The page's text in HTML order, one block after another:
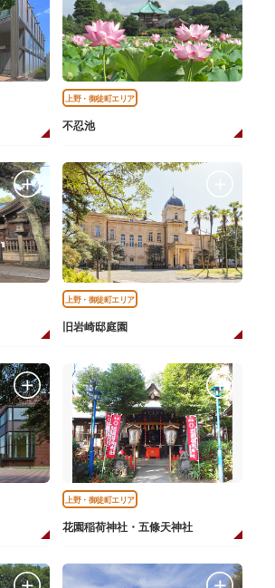
上野・御徒町エリア
不忍池
上野・御徒町エリア
旧岩崎邸庭園
上野・御徒町エリア
花園稲荷神社・五條天神社